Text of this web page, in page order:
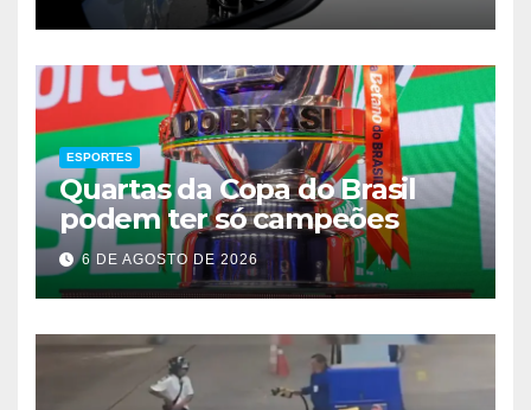
ESPORTES
Quartas da Copa do Brasil
podem ter só campeões
6 DE AGOSTO DE 2026